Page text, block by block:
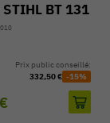
BT 131
Prix public conseillé:
332,50 € -15%